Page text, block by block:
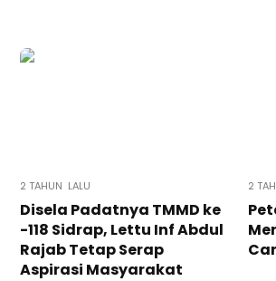
2 TAHUN LALU
Disela Padatnya TMMD ke
-118 Sidrap, Lettu Inf Abdul
Rajab Tetap Serap
Aspirasi Masyarakat
2